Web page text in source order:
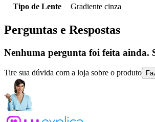
Tipo de Lente
Gradiente cinza
Perguntas e Respostas
Nenhuma pergunta foi feita ainda.
Tire sua dúvida com a loja sobre o produto